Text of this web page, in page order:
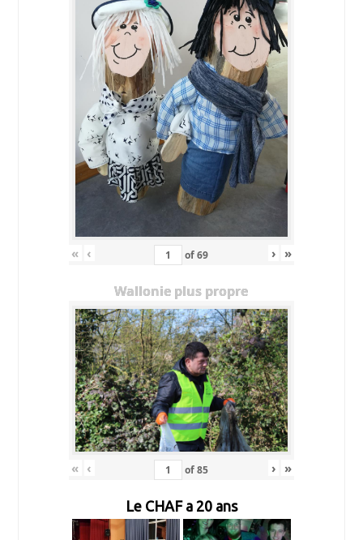
« ‹ of69 › »
Wallonie plus propre
« ‹ of85 › »
Le CHAF a 20 ans